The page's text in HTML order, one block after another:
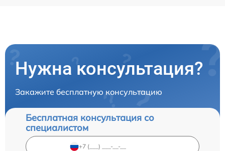
Нужна консультация?
Закажите бесплатную консультацию
Бесплатная консультация со
специалистом